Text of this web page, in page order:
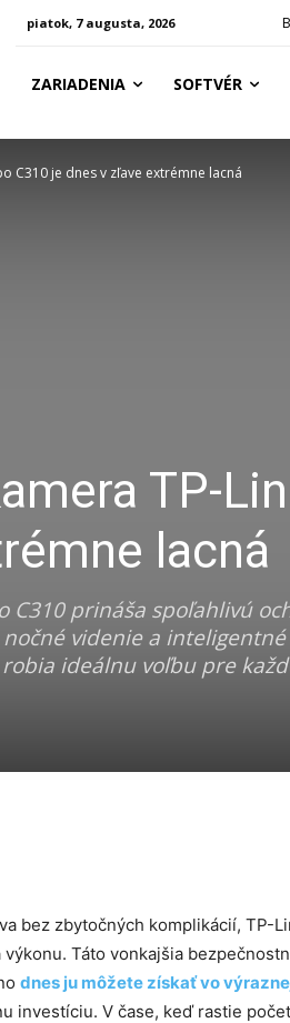
piatok, 7 augusta, 2026
ZARIADENIA SOFTVÉR
C310 je dnes v zľave extrémne lacná
TP-
lacná
C310 prináša spoľahlivú
videnie a
ideálnu voľbu pre
bez zbytočných komplikácií, TP-
Táto vonkajšia
dnes ju môžete získať vo
investíciu. V čase, keď rastie